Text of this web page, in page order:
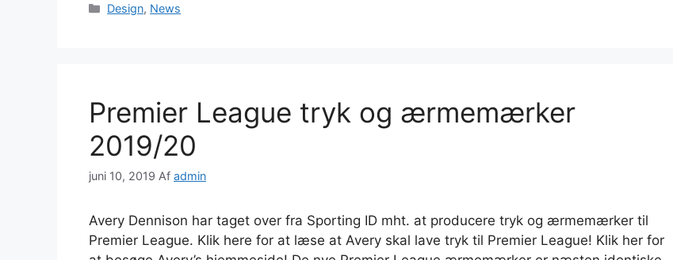
Kategorier
Design, News
Premier League tryk og ærmemærker
2019/20
juni 10, 2019 Af admin
Avery Dennison har taget over fra Sporting ID mht. at producere tryk og ærmemærker til
Premier League. Klik here for at læse at Avery skal lave tryk til Premier League! Klik her for